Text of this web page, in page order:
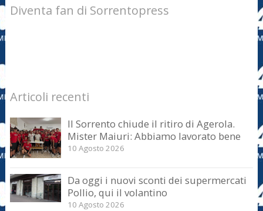
Diventa fan di Sorrentopress
Articoli recenti
Il Sorrento chiude il ritiro di Agerola.
Mister Maiuri: Abbiamo lavorato bene
10 Agosto 2026
Da oggi i nuovi sconti dei supermercati
Pollio, qui il volantino
10 Agosto 2026